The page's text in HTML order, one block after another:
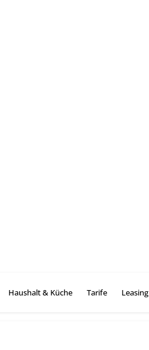
Haushalt & Küche Tarife Leasing